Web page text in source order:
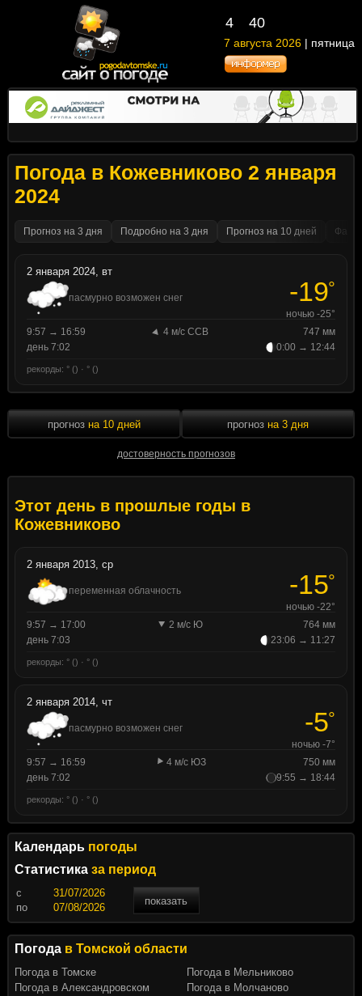
4 40
7 августа 2026 | пятница
Погода в Кожевниково 2 января
2024
Прогноз на 3 дня Подробно на 3 дня Прогноз на 10 дней
2 января 2024, вт
пасмурно возможен снег -19°
ночью -25°
9:57 → 16:59
4 м/с ССВ
747 мм
день 7:02
0:00 → 12:44
рекорды: ° () · ° ()
прогноз на 10 дней
достоверность прогнозов
прогноз на 3 дня
Этот день в прошлые годы в
Кожевниково
2 января 2013, ср
переменная облачность -15°
ночью -22°
9:57 → 17:00
2 м/с Ю
764 мм
день 7:03
23:06 → 11:27
рекорды: ° () · ° ()
2 января 2014, чт
пасмурно возможен снег -5°
ночью -7°
9:57 → 16:59
4 м/с ЮЗ
750 мм
день 7:02
9:55 → 18:44
рекорды: ° () · ° ()
Календарь погоды
Статистика за период
c
показать
по
Погода в Томской области
Погода в Томске
Погода в Александровском
Погода в Мельниково
Погода в Молчаново